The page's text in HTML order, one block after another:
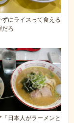
ずにライスって食える
だろ
日本人がラーメンと